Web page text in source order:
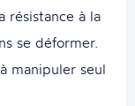
résistance à la
se déformer.
manipuler seul